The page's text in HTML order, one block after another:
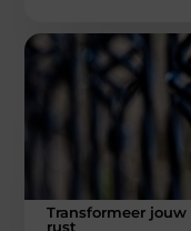
Transformeer
rust